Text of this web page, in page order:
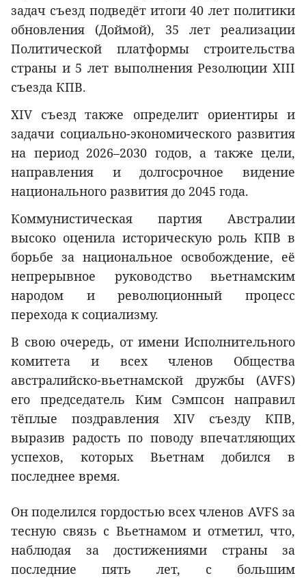
задач съезд подведёт итоги 40 лет политики
обновления (Доймой), 35 лет реализации
Политической платформы строительства
страны и 5 лет выполнения Резолюции XIII
съезда КПВ.
XIV съезд также определит ориентиры и
задачи социально-экономического развития
на период 2026–2030 годов, а также цели,
направления и долгосрочное видение
национального развития до 2045 года.
Коммунистическая партия Австралии
высоко оценила историческую роль КПВ в
борьбе за национальное освобождение, её
непрерывное руководство вьетнамским
народом и революционный процесс
перехода к социализму.
В свою очередь, от имени Исполнительного
комитета и всех членов Общества
австралийско-вьетнамской дружбы (AVFS)
его председатель Ким Сэмпсон направил
тёплые поздравления XIV съезду КПВ,
выразив радость по поводу впечатляющих
успехов, которых Вьетнам добился в
последнее время.
Он поделился гордостью всех членов AVFS за
тесную связь с Вьетнамом и отметил, что,
наблюдая за достижениями страны за
последние пять лет, с большим